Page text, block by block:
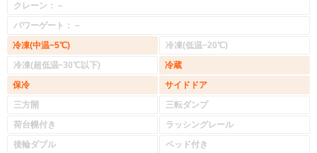
クレーン：－
パワーゲート：－
冷凍(中温−5℃)
冷凍(低温−20℃)
冷凍(超低温−30℃以下)
冷蔵
保冷
サイドドア
三方開
三転ダンプ
荷台幌付き
ラッシングレール
後輪ダブル
ベッド付き